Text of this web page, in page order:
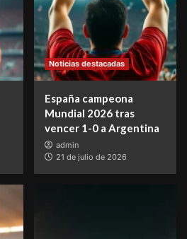
Noticias destacadas
España campeona
Mundial 2026 tras
vencer 1-0 a Argentina
admin
21 de julio de 2026